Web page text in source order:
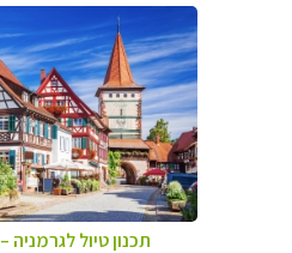
תכנון טיול לגרמניה –